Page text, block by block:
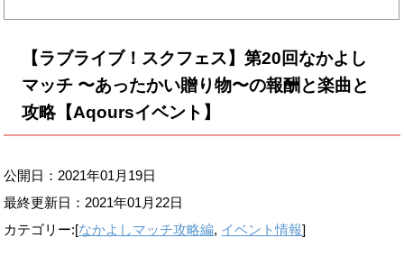
【ラブライブ！スクフェス】第20回なかよし
マッチ 〜あったかい贈り物〜の報酬と楽曲と
攻略【Aqoursイベント】
公開日：2021年01月19日
最終更新日： 2021年01月22日
カテゴリー:[なかよしマッチ攻略編, イベント情報]